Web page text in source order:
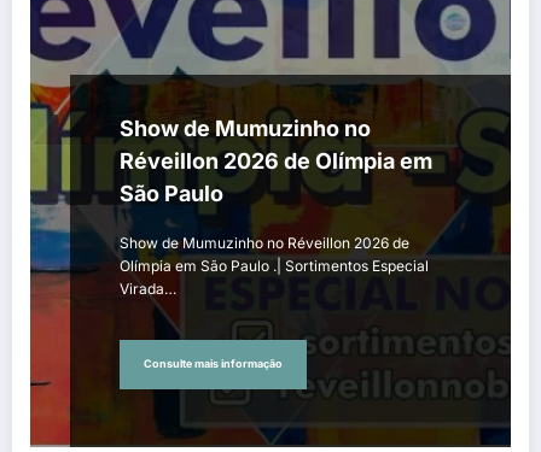
Show de Mumuzinho no
Réveillon 2026 de Olímpia em
São Paulo
Show de Mumuzinho no Réveillon 2026 de
Olímpia em São Paulo .| Sortimentos Especial
Virada…
Consulte mais informação